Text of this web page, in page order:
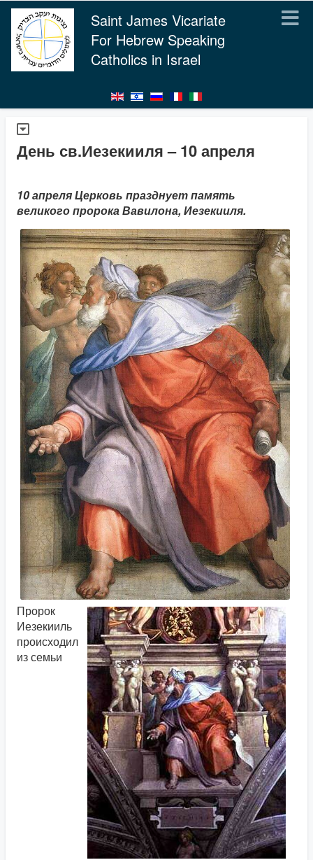
Saint James Vicariate
For Hebrew Speaking
Catholics in Israel
День св.Иезекииля – 10 апреля
10 апреля Церковь празднует память
великого пророка Вавилона, Иезекииля.
Пророк
Иезекииль
происходил
из семьи